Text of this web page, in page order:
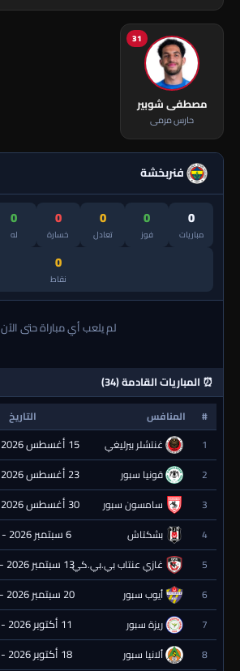
31
مصطفى شوبير
حارس مرمى
فنربخشة
0
مباريات
0
فوز
0
تعادل
0
خسارة
0
له
0
نقاط
لم يلعب أي مباراة حتى الآن
⏰ المباريات القادمة (34)
# المنافس التاريخ
1
غنتشلر بيرليغي 15 أغسطس 2026 - 21:30
2 قونيا سبور 23 أغسطس 2026 - 20:00
3 سامسون سبور 30 أغسطس 2026 - 20:00
4 بشكتاش 6 سبتمبر 2026 - 20:00
5 غازي عنتاب بي.بي.كي.13 سبتمبر 2026 - 20:00
6 أيوب سبور 20 سبتمبر 2026 - 20:00
7 ريزة سبور 11 أكتوبر 2026 - 20:00
8 ألانيا سبور 18 أكتوبر 2026 - 20:00